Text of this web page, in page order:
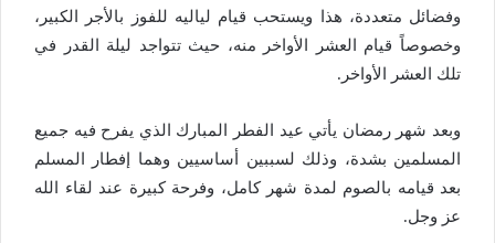
وفضائل متعددة، هذا ويستحب قيام لياليه للفوز بالأجر الكبير،
وخصوصاً قيام العشر الأواخر منه، حيث تتواجد ليلة القدر في
تلك العشر الأواخر.
وبعد شهر رمضان يأتي عيد الفطر المبارك الذي يفرح فيه جميع
المسلمين بشدة، وذلك لسببين أساسيين وهما إفطار المسلم
بعد قيامه بالصوم لمدة شهر كامل، وفرحة كبيرة عند لقاء الله
عز وجل.